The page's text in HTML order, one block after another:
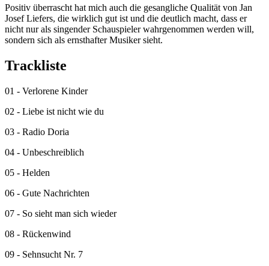
Positiv überrascht hat mich auch die gesangliche Qualität von Jan
Josef Liefers, die wirklich gut ist und die deutlich macht, dass er
nicht nur als singender Schauspieler wahrgenommen werden will,
sondern sich als ernsthafter Musiker sieht.
Trackliste
01 - Verlorene Kinder
02 - Liebe ist nicht wie du
03 - Radio Doria
04 - Unbeschreiblich
05 - Helden
06 - Gute Nachrichten
07 - So sieht man sich wieder
08 - Rückenwind
09 - Sehnsucht Nr. 7